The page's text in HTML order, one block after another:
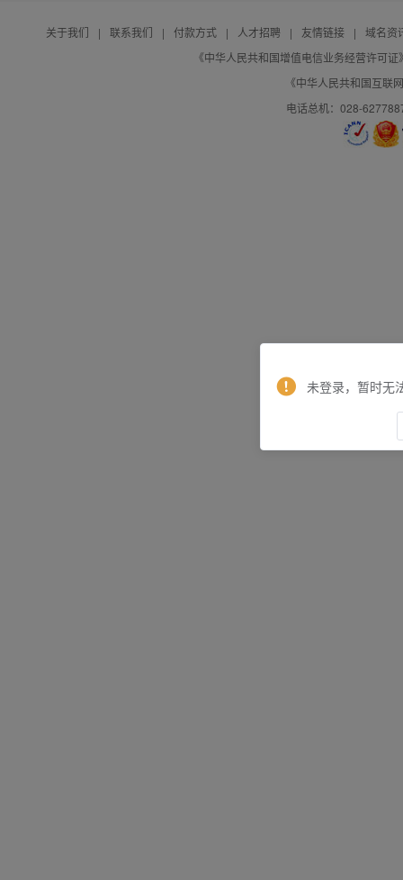
关于我们 | 联系我们 | 付款方式 | 人才招聘 | 友情链接 |
域名资
《中华人民共和国增值电信业务经营许可
《中华人民共和国互联
电话总机：028-
未登录，暂时无